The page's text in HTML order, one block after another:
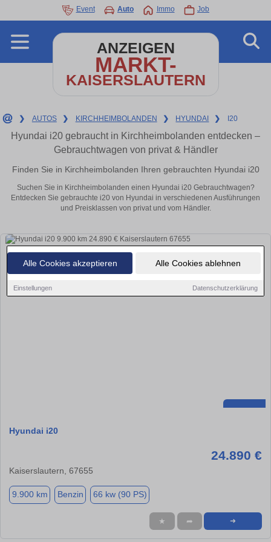
Alle Cookies akzeptieren Alle Cookies ablehnen
Einstellungen Datenschutzerklärung
Event Auto Immo Job
ANZEIGEN
MARKT-
KAISERSLAUTERN
❯ AUTOS ❯ KIRCHHEIMBOLANDEN ❯ HYUNDAI ❯ I20
Hyundai i20 gebraucht in Kirchheimbolanden entdecken –
Gebrauchtwagen von privat & Händler
Finden Sie in Kirchheimbolanden Ihren gebrauchten Hyundai i20
Suchen Sie in Kirchheimbolanden einen Hyundai i20 Gebrauchtwagen?
Entdecken Sie gebrauchte i20 von Hyundai in verschiedenen Ausführungen
und Preisklassen von privat und vom Händler.
Hyundai i20
24.890 €
Kaiserslautern, 67655
9.900 km Benzin 66 kw (90 PS)
★ ➦ ➜